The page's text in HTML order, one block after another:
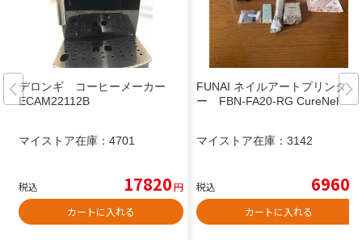
デロンギ コーヒーメーカー
ECAM22112B
マイストア在庫： 4701
税込 17820円
カートに入れる
FUNAI ネイルアートプリンタ
ー FBN-FA20-RG CureNel
マイストア在庫： 3142
税込 6960
カートに入れる